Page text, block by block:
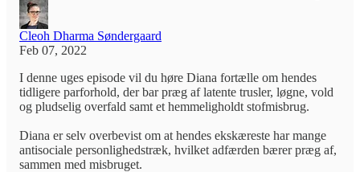
Cleoh Dharma Søndergaard
Feb 07, 2022
I denne uges episode vil du høre Diana fortælle om hendes
tidligere parforhold, der bar præg af latente trusler, løgne, vold
og pludselig overfald samt et hemmeligholdt stofmisbrug.
Diana er selv overbevist om at hendes ekskæreste har mange
antisociale personlighedstræk, hvilket adfærden bærer præg af,
sammen med misbruget.